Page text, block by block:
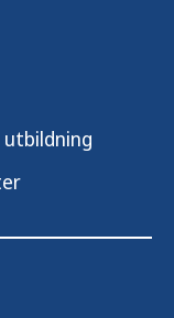
utbildning